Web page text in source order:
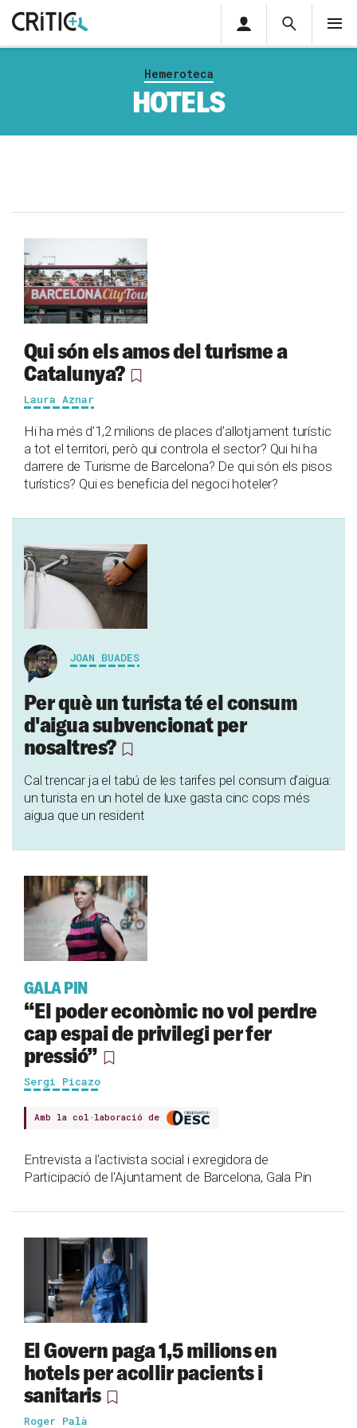
Cerca
Cerca
privada
Hemeroteca
HOTELS
Qui són els amos del turisme a
Catalunya?
Laura Aznar
Hi ha més d’1,2 milions de places d’allotjament turístic
a tot el territori, però qui controla el sector? Qui hi ha
darrere de Turisme de Barcelona? De qui són els pisos
turístics? Qui es beneficia del negoci hoteler?
JOAN BUADES
Per què un turista té el consum
d'aigua subvencionat per
nosaltres?
Cal trencar ja el tabú de les tarifes pel consum d’aigua:
un turista en un hotel de luxe gasta cinc cops més
aigua que un resident
GALA PIN
“El poder econòmic no vol perdre
cap espai de privilegi per fer
pressió”
Sergi Picazo
Amb la col·laboració de
Entrevista a l'activista social i exregidora de
Participació de l'Ajuntament de Barcelona, Gala Pin
El Govern paga 1,5 milions en
hotels per acollir pacients i
sanitaris
Roger Palà